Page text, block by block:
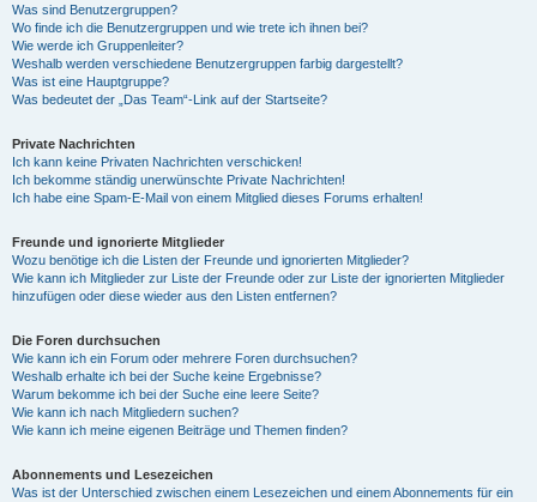
Was sind Benutzergruppen?
Wo finde ich die Benutzergruppen und wie trete ich ihnen bei?
Wie werde ich Gruppenleiter?
Weshalb werden verschiedene Benutzergruppen farbig dargestellt?
Was ist eine Hauptgruppe?
Was bedeutet der „Das Team“-Link auf der Startseite?
Private Nachrichten
Ich kann keine Privaten Nachrichten verschicken!
Ich bekomme ständig unerwünschte Private Nachrichten!
Ich habe eine Spam-E-Mail von einem Mitglied dieses Forums erhalten!
Freunde und ignorierte Mitglieder
Wozu benötige ich die Listen der Freunde und ignorierten Mitglieder?
Wie kann ich Mitglieder zur Liste der Freunde oder zur Liste der ignorierten Mitglieder
hinzufügen oder diese wieder aus den Listen entfernen?
Die Foren durchsuchen
Wie kann ich ein Forum oder mehrere Foren durchsuchen?
Weshalb erhalte ich bei der Suche keine Ergebnisse?
Warum bekomme ich bei der Suche eine leere Seite?
Wie kann ich nach Mitgliedern suchen?
Wie kann ich meine eigenen Beiträge und Themen finden?
Abonnements und Lesezeichen
Was ist der Unterschied zwischen einem Lesezeichen und einem Abonnements für ein